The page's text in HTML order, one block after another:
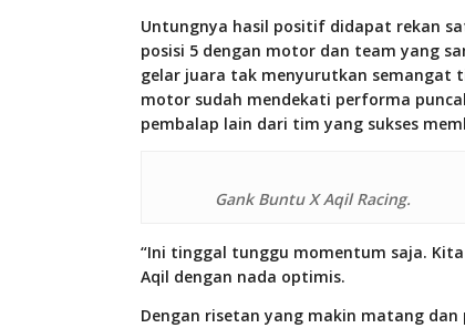
Untungnya hasil positif didapat rekan
posisi 5 dengan motor dan team yang
gelar juara tak menyurutkan semangat
motor sudah mendekati performa
pembalap lain dari tim yang sukses
Gank Buntu X Aqil Racing.
“Ini tinggal tunggu momentum saja.
Aqil dengan nada optimis.
Dengan risetan yang makin matang